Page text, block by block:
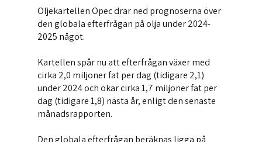
Oljekartellen Opec drar ned prognoserna över
den globala efterfrågan på olja under 2024-
2025 något.
Kartellen spår nu att efterfrågan växer med
cirka 2,0 miljoner fat per dag (tidigare 2,1)
under 2024 och ökar cirka 1,7 miljoner fat per
dag (tidigare 1,8) nästa år, enligt den senaste
månadsrapporten.
Den globala efterfrågan beräknas ligga på